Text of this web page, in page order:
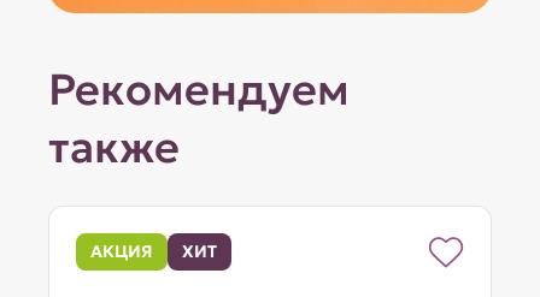
Рекомендуем
также
АКЦИЯ ХИТ